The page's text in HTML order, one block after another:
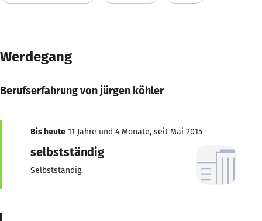
Werdegang
Berufserfahrung von jürgen köhler
Bis heute 11 Jahre und 4 Monate, seit Mai 2015
selbstständig
Selbstständig.